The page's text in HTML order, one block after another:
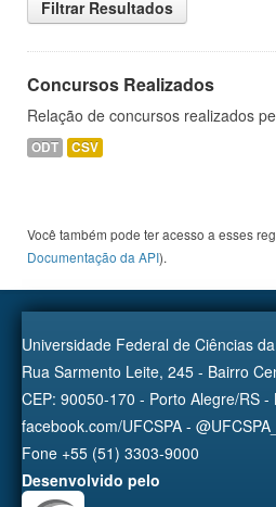
Filtrar Resultados
Concursos Realizados
Relação de concursos realizados
ODT CSV
Você também pode ter acesso a esses
Documentação da API).
Universidade Federal de Ciências
Rua Sarmento Leite, 245 - Bairro
CEP: 90050-170 - Porto Alegre/RS -
facebook.com/UFCSPA -
Fone +55 (51) 3303-9000
Desenvolvido pelo